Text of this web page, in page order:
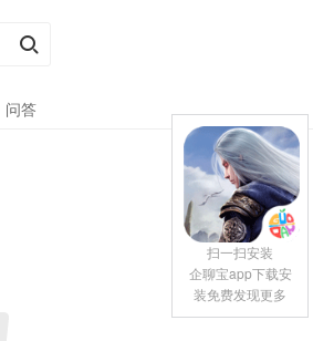
问答
扫一扫安装
企聊宝app下载安
装免费发现更多